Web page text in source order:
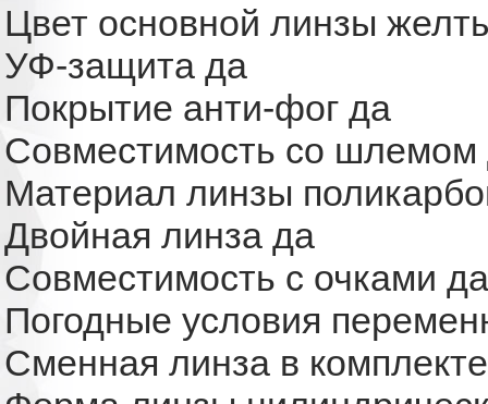
Цвет основной линзы
УФ-защита да
Покрытие анти-фог да
Совместимость со шлемом
Материал линзы
Двойная линза да
Совместимость с очками да
Погодные условия
Сменная линза в